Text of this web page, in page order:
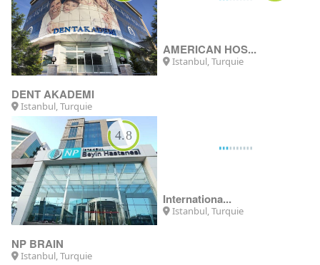
DENT AKADEMI
Istanbul, Turquie
NP BRAIN
4.8
Istanbul, Turquie